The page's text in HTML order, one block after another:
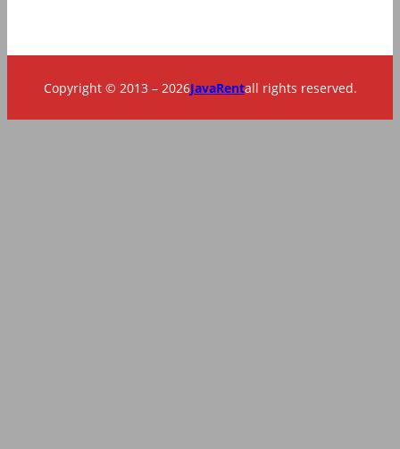
Copyright © 2013 – 2026JavaRentall rights reserved.